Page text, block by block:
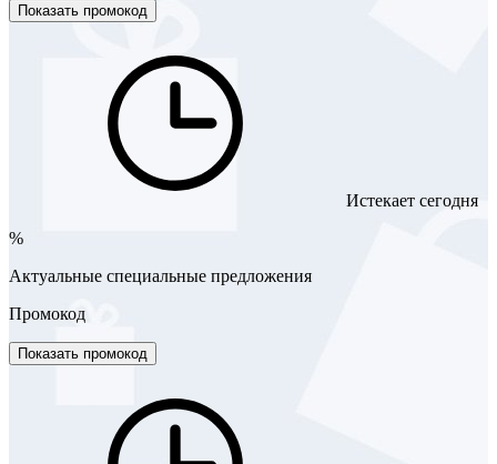
Показать промокод
Истекает сегодня
%
Актуальные специальные предложения
Промокод
Показать промокод